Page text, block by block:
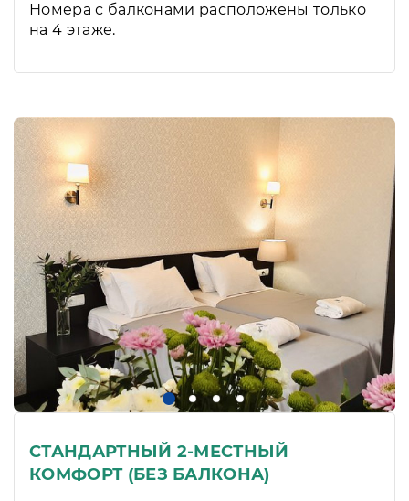
Номера с балконами расположены только
на 4 этаже.
СТАНДАРТНЫЙ 2-МЕСТНЫЙ
КОМФОРТ (БЕЗ БАЛКОНА)